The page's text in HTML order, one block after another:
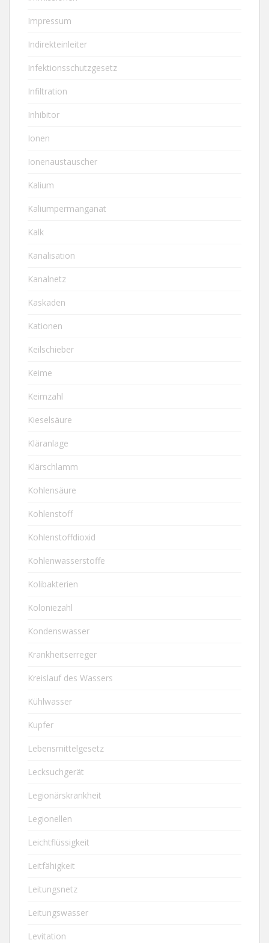
Impressum
Indirekteinleiter
Infektionsschutzgesetz
Infiltration
Inhibitor
Ionen
Ionenaustauscher
Kalium
Kaliumpermanganat
Kalk
Kanalisation
Kanalnetz
Kaskaden
Kationen
Keilschieber
Keime
Keimzahl
Kieselsäure
Kläranlage
Klärschlamm
Kohlensäure
Kohlenstoff
Kohlenstoffdioxid
Kohlenwasserstoffe
Kolibakterien
Koloniezahl
Kondenswasser
Krankheitserreger
Kreislauf des Wassers
Kühlwasser
Kupfer
Lebensmittelgesetz
Lecksuchgerät
Legionärskrankheit
Legionellen
Leichtflüssigkeit
Leitfähigkeit
Leitungsnetz
Leitungswasser
Levitation